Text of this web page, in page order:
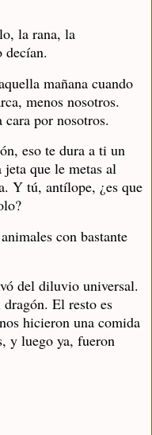
la rana, la
decían.
mañana cuando
menos nosotros.
por nosotros.
eso te dura a ti un
que le metas al
Y tú, antílope, ¿es que
con bastante
del diluvio universal.
El resto es
hicieron una comida
y luego ya, fueron